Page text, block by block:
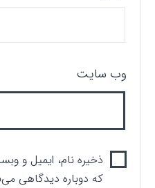
وب‌ سایت
ذخیره نام، ایمیل و
که دوباره دیدگاهی